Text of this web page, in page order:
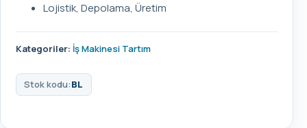
Lojistik, Depolama, Üretim
Kategoriler: İş Makinesi Tartım
Stok kodu:BL